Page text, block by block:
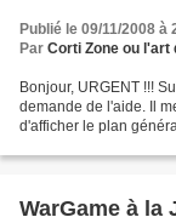
Publié le 09/11/2008 à
Par Corti Zone ou l'art
Bonjour, URGENT !!!
demande de l'aide. Il
d'afficher le plan
WarGame à la